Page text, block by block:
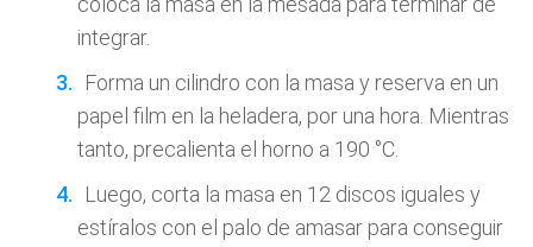
integrar.
Forma un cilindro con la masa y reserva en un
papel film en la heladera, por una hora. Mientras
tanto, precalienta el horno a 190 °C.
Luego, corta la masa en 12 discos iguales y
estíralos con el palo de amasar para conseguir